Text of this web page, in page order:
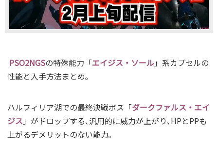
PSO2NGSの特殊能力「エイジス・ソール 」系カプセルの
性能と入手方法まとめ｡
ハルフィリア湖での最終決戦ボス「ダークファルス・エイ
ジス 」がドロップする､汎用的に威力が上がり､HPとPPも
上がるデメリットのない能力｡